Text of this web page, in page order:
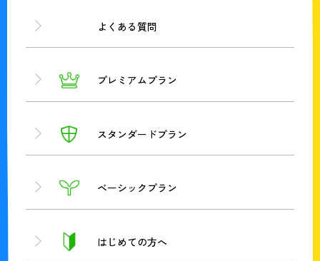
よくある質問
プレミアムプラン
スタンダードプラン
ベーシックプラン
はじめての方へ